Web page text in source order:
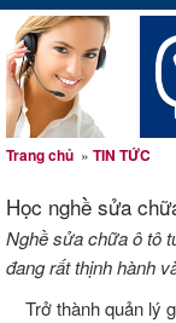
Trang chủ » TIN TỨC
Học nghề sửa
Nghề sửa chữa ô tô
đang rất thịnh hành
Trở thành quản lý